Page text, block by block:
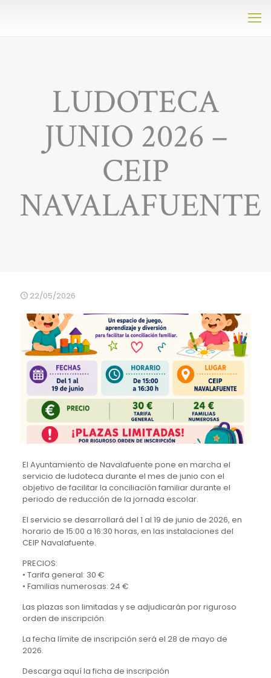
LUDOTECA
JUNIO 2026 –
CEIP
NAVALAFUENTE
22/05/2026
El Ayuntamiento de Navalafuente pone en marcha el
servicio de ludoteca durante el mes de junio con el
objetivo de facilitar la conciliación familiar durante el
periodo de reducción de la jornada escolar.
El servicio se desarrollará del 1 al 19 de junio de 2026, en
horario de 15:00 a 16:30 horas, en las instalaciones del
CEIP Navalafuente.
PRECIOS:
• Tarifa general: 30 €
• Familias numerosas: 24 €
Las plazas son limitadas y se adjudicarán por riguroso
orden de inscripción.
La fecha límite de inscripción será el 28 de mayo de
2026.
Descarga aquí la ficha de inscripción